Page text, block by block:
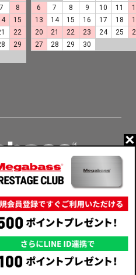
7
8
15
22
29
6
7 8 9 10 11
13
14 15 16 17 18
20
21 22 23 24 25
27
28 29 30
ー特定商取引法に基づく表示
ずら注文等への対応
inc. All rights reserved.